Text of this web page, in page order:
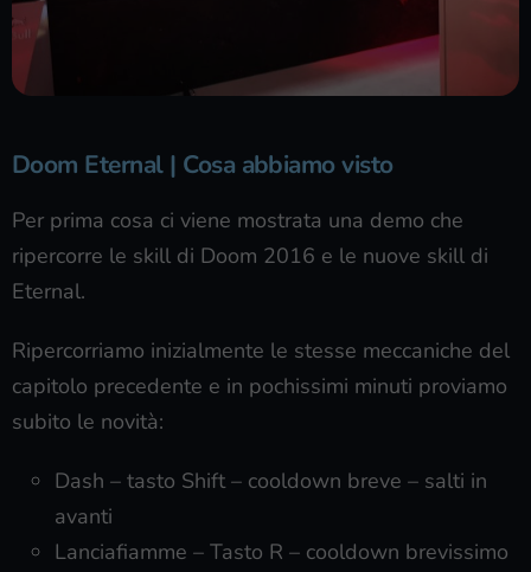
Doom Eternal | Cosa abbiamo visto
Per prima cosa ci viene mostrata una demo che
ripercorre le skill di Doom 2016 e le nuove skill di
Eternal.
Ripercorriamo inizialmente le stesse meccaniche del
capitolo precedente e in pochissimi minuti proviamo
subito le novità:
Dash – tasto Shift – cooldown breve – salti in
avanti
Lanciafiamme – Tasto R – cooldown brevissimo